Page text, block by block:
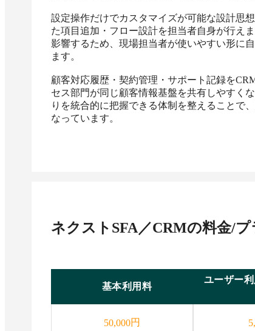
設定操作だけでカスタマイズが可能な設計思
た項目追加・フロー設計を担当者自身が行え
影響するため、現場担当者が使いやすい形に
ます。
顧客対応履歴・契約管理・サポート記録を
セス部門が同じ顧客情報基盤を共有しやすく
りを統合的に把握できる体制を整えることで
なっています。
ネクストSFA／CRMの料金/プ
基本利用料
50,000円
ユーザー